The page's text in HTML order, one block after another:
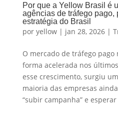
Por que a Yellow Brasil é
agências de tráfego pago,
estratégia do Brasil
por yellow| jan 28, 2026|
O mercado de tráfego pago
forma acelerada nos
esse crescimento, surgiu
maioria das empresas
“subir campanha” e esperar